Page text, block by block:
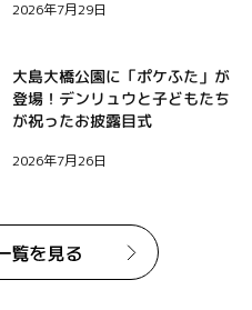
2026年7月29日
大島大橋公園に「ポケふた」が
登場！デンリュウと子どもたち
が祝ったお披露目式
2026年7月26日